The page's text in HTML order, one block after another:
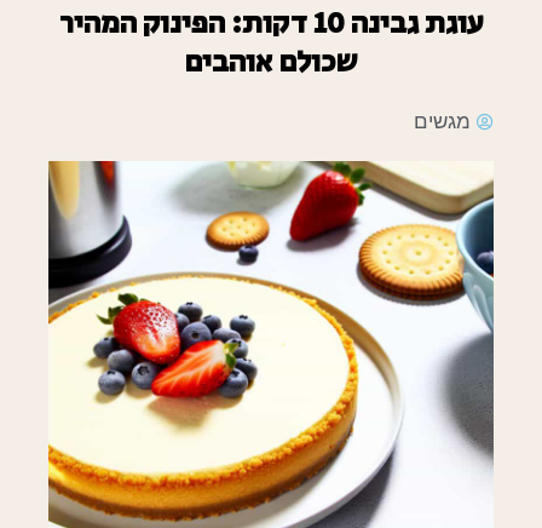
עוגת גבינה 10 דקות: הפינוק המהיר
שכולם אוהבים
מגשים